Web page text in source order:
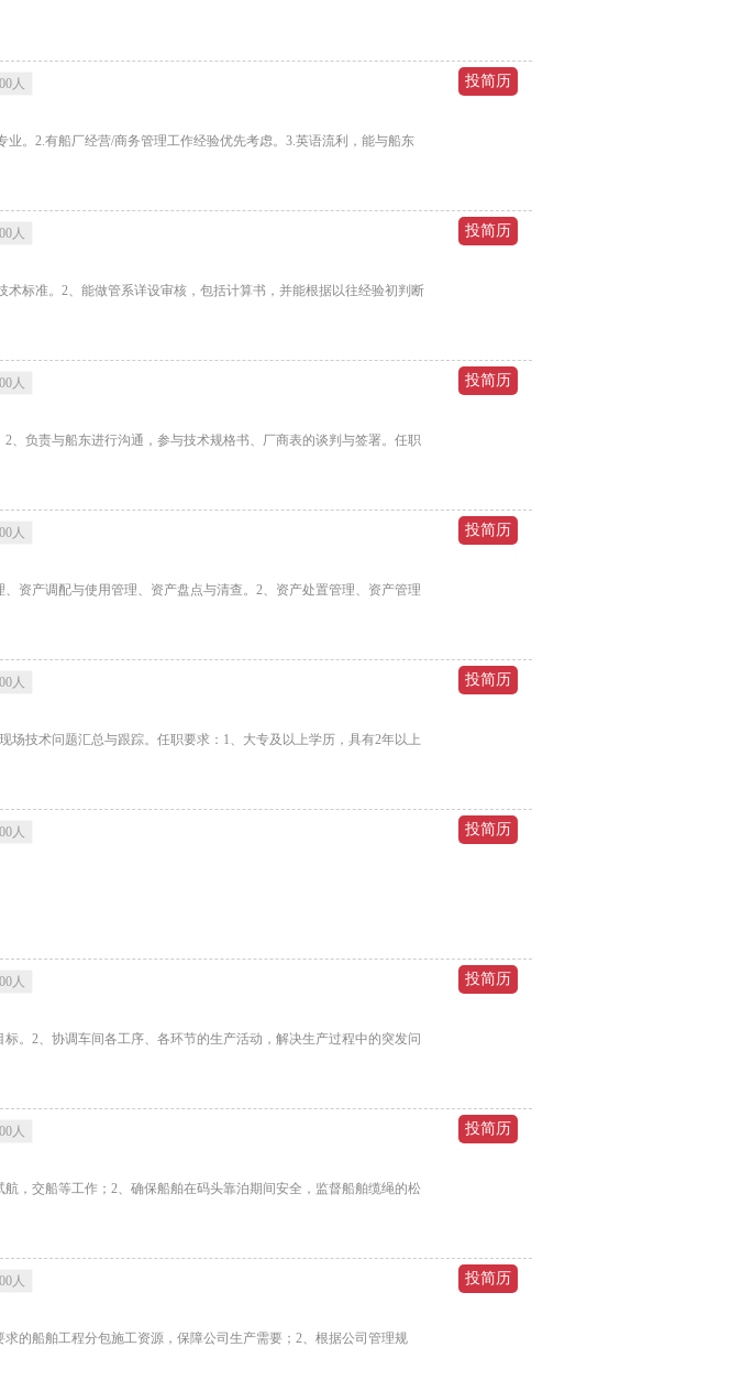
人
。2.有船厂经营/商务管理工作经验优先考虑。3.英语流利，能与船东
人
标准。2、能做管系详设审核，包括计算书，并能根据以往经验初判断
人
、负责与船东进行沟通，参与技术规格书、厂商表的谈判与签署。任职
人
资产调配与使用管理、资产盘点与清查。2、资产处置管理、资产管理
人
技术问题汇总与跟踪。任职要求：1、大专及以上学历，具有2年以上
人
人
。2、协调车间各工序、各环节的生产活动，解决生产过程中的突发问
人
，交船等工作；2、确保船舶在码头靠泊期间安全，监督船舶缆绳的松
人
的船舶工程分包施工资源，保障公司生产需要；2、根据公司管理规